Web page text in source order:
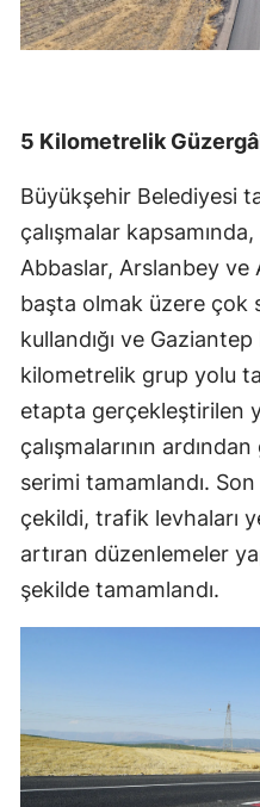
5 Kilometrelik
Büyükşehir Belediyesi
çalışmalar
Abbaslar, Arslanbey ve
başta olmak üzere çok
kullandığı ve Gaziantep
kilometrelik grup yolu
etapta gerçekleştirilen
çalışmalarının
serimi tamamlandı.
çekildi, trafik levhaları
artıran düzenlemeler
şekilde tamamlandı.